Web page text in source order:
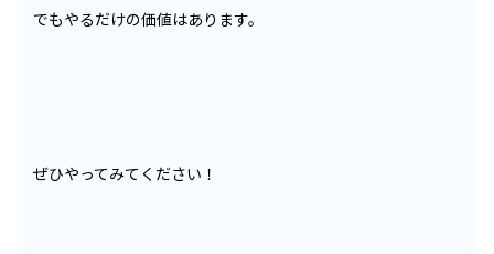
でもやるだけの価値はあります。
ぜひやってみてください！